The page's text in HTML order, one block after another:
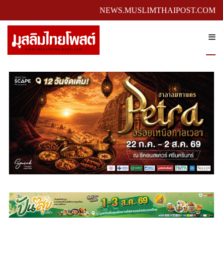
NEWS.MUSLIMTHAIPOST.COM